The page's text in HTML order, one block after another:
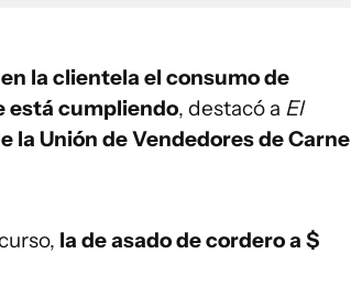
la clientela el consumo de
está cumpliendo, destacó a El
la Unión de Vendedores de Carne
la de asado de cordero a $